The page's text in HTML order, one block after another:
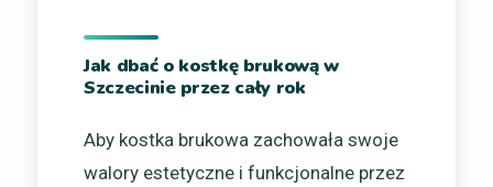
Jak dbać o kostkę brukową w
Szczecinie przez cały rok
Aby kostka brukowa zachowała swoje
walory estetyczne i funkcjonalne przez